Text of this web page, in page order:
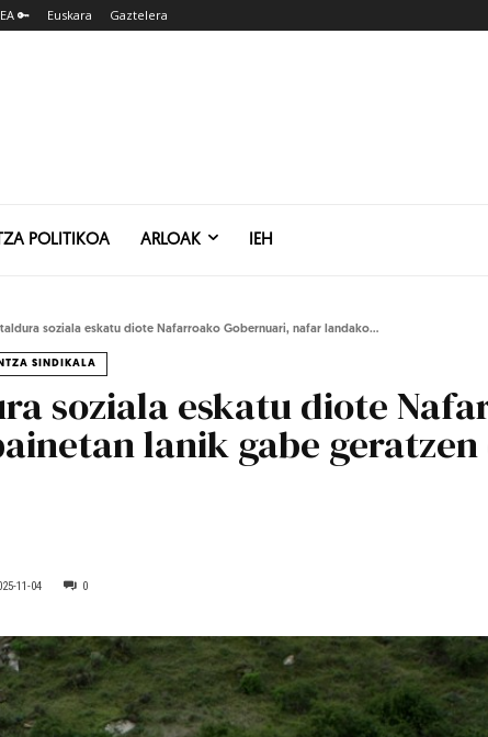
🔑 Euskara Gaztelera
POLITIKOA ARLOAK IEH
soziala eskatu diote Nafarroako Gobernuari, nafar landako...
SINDIKALA
soziala eskatu diote
lanik gabe
11-04 0